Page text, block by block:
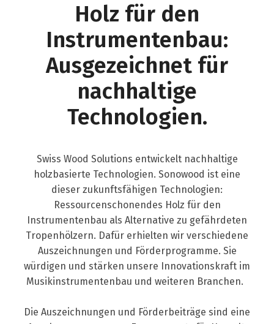
Holz für den
Instrumentenbau:
Ausgezeichnet für
nachhaltige
Technologien.
Swiss Wood Solutions entwickelt nachhaltige
holzbasierte Technologien. Sonowood ist eine
dieser zukunftsfähigen Technologien:
Ressourcenschonendes Holz für den
Instrumentenbau als Alternative zu gefährdeten
Tropenhölzern. Dafür erhielten wir verschiedene
Auszeichnungen und Förderprogramme. Sie
würdigen und stärken unsere Innovationskraft im
Musikinstrumentenbau und weiteren Branchen.
Die Auszeichnungen und Förderbeiträge sind eine